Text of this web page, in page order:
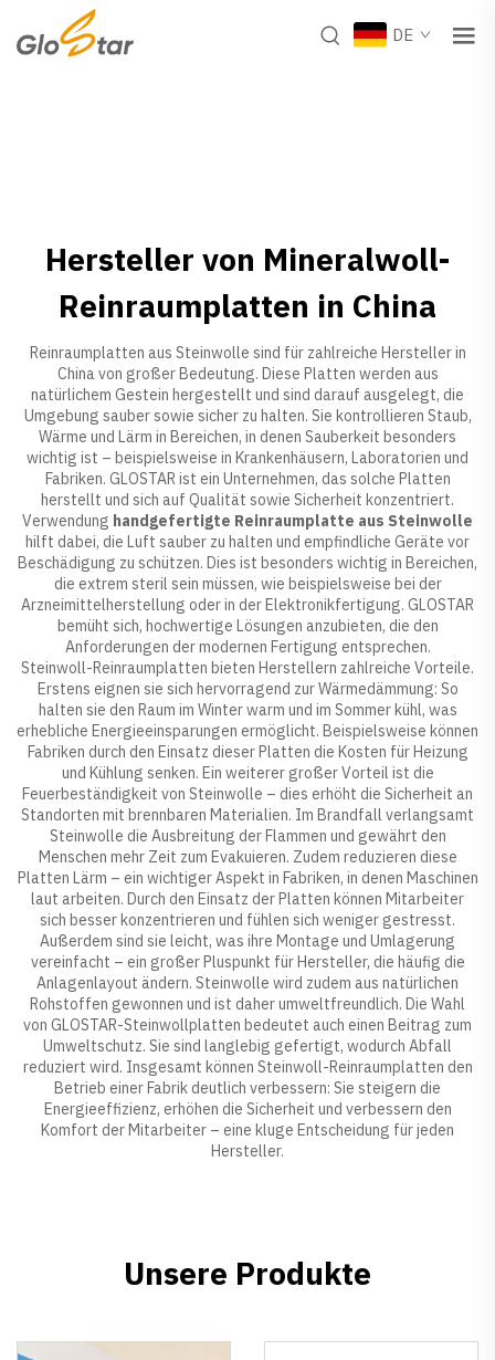
DE
Hersteller von Mineralwoll-
Reinraumplatten in China
Reinraumplatten aus Steinwolle sind für zahlreiche Hersteller in
China von großer Bedeutung. Diese Platten werden aus
natürlichem Gestein hergestellt und sind darauf ausgelegt, die
Umgebung sauber sowie sicher zu halten. Sie kontrollieren Staub,
Wärme und Lärm in Bereichen, in denen Sauberkeit besonders
wichtig ist – beispielsweise in Krankenhäusern, Laboratorien und
Fabriken. GLOSTAR ist ein Unternehmen, das solche Platten
herstellt und sich auf Qualität sowie Sicherheit konzentriert.
Verwendung handgefertigte Reinraumplatte aus Steinwolle
hilft dabei, die Luft sauber zu halten und empfindliche Geräte vor
Beschädigung zu schützen. Dies ist besonders wichtig in Bereichen,
die extrem steril sein müssen, wie beispielsweise bei der
Arzneimittelherstellung oder in der Elektronikfertigung. GLOSTAR
bemüht sich, hochwertige Lösungen anzubieten, die den
Anforderungen der modernen Fertigung entsprechen.
Steinwoll-Reinraumplatten bieten Herstellern zahlreiche Vorteile.
Erstens eignen sie sich hervorragend zur Wärmedämmung: So
halten sie den Raum im Winter warm und im Sommer kühl, was
erhebliche Energieeinsparungen ermöglicht. Beispielsweise können
Fabriken durch den Einsatz dieser Platten die Kosten für Heizung
und Kühlung senken. Ein weiterer großer Vorteil ist die
Feuerbeständigkeit von Steinwolle – dies erhöht die Sicherheit an
Standorten mit brennbaren Materialien. Im Brandfall verlangsamt
Steinwolle die Ausbreitung der Flammen und gewährt den
Menschen mehr Zeit zum Evakuieren. Zudem reduzieren diese
Platten Lärm – ein wichtiger Aspekt in Fabriken, in denen Maschinen
laut arbeiten. Durch den Einsatz der Platten können Mitarbeiter
sich besser konzentrieren und fühlen sich weniger gestresst.
Außerdem sind sie leicht, was ihre Montage und Umlagerung
vereinfacht – ein großer Pluspunkt für Hersteller, die häufig die
Anlagenlayout ändern. Steinwolle wird zudem aus natürlichen
Rohstoffen gewonnen und ist daher umweltfreundlich. Die Wahl
von GLOSTAR-Steinwollplatten bedeutet auch einen Beitrag zum
Umweltschutz. Sie sind langlebig gefertigt, wodurch Abfall
reduziert wird. Insgesamt können Steinwoll-Reinraumplatten den
Betrieb einer Fabrik deutlich verbessern: Sie steigern die
Energieeffizienz, erhöhen die Sicherheit und verbessern den
Komfort der Mitarbeiter – eine kluge Entscheidung für jeden
Hersteller.
Unsere Produkte